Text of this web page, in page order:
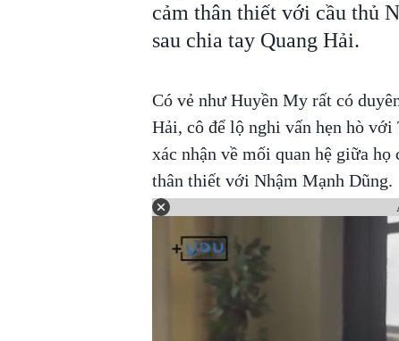
cảm thân thiết với cầu thủ
sau chia tay Quang Hải.
Có vẻ như Huyền My rất có
Hải, cô để lộ nghi vấn hẹn hò
xác nhận về mối quan hệ giữa
thân thiết với Nhậm Mạnh Dũng.